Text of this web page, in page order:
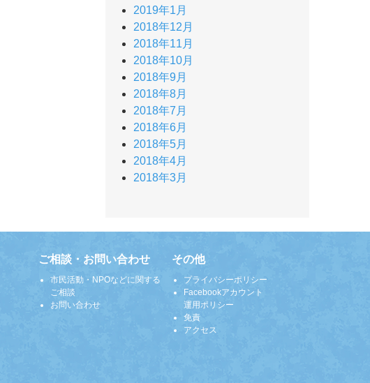
2019年1月
2018年12月
2018年11月
2018年10月
2018年9月
2018年8月
2018年7月
2018年6月
2018年5月
2018年4月
2018年3月
ご相談・お問い合わせ
市民活動・NPOなどに関する
ご相談
お問い合わせ
その他
プライバシーポリシー
Facebookアカウント
運用ポリシー
免責
アクセス